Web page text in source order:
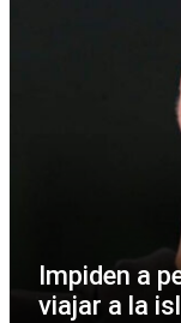
Impiden a
viajar a la